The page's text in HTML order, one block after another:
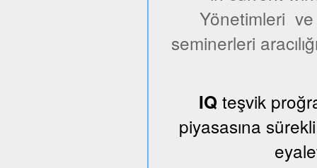
Yönetimleri ve
seminerleri
IQ teşvik
piyasasına